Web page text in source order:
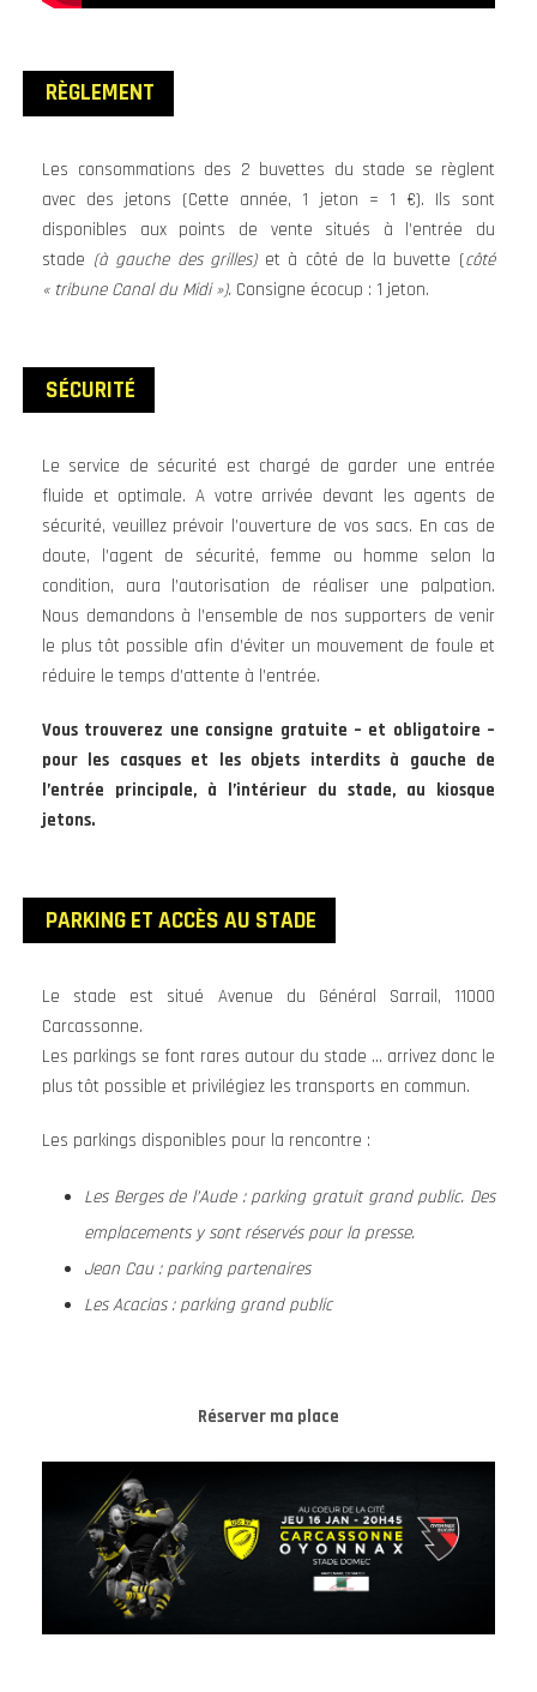
RÈGLEMENT
Les consommations des 2 buvettes du stade se règlent
avec des jetons (Cette année, 1 jeton = 1 €). Ils sont
disponibles aux points de vente situés à l’entrée du
stade (à gauche des grilles)et à côté de la buvette (côté
« tribune Canal du Midi »). Consigne écocup : 1 jeton.
SÉCURITÉ
Le service de sécurité est chargé de garder une entrée
fluide et optimale. A votre arrivée devant les agents de
sécurité, veuillez prévoir l’ouverture de vos sacs. En cas de
doute, l’agent de sécurité, femme ou homme selon la
condition, aura l’autorisation de réaliser une palpation.
Nous demandons à l’ensemble de nos supporters de venir
le plus tôt possible afin d’éviter un mouvement de foule et
réduire le temps d’attente à l’entrée.
Vous trouverez une consigne gratuite – et obligatoire –
pour les casques et les objets interdits à gauche de
l’entrée principale, à l’intérieur du stade, au kiosque
jetons.
PARKING ET ACCÈS AU STADE
Le stade est situé Avenue du Général Sarrail, 11000
Carcassonne.
Les parkings se font rares autour du stade … arrivez donc le
plus tôt possible et privilégiez les transports en commun.
Les parkings disponibles pour la rencontre :
Les Berges de l’Aude : parking gratuit grand public. Des
emplacements y sont réservés pour la presse.
Jean Cau : parking partenaires
Les Acacias : parking grand public
Réserver ma place